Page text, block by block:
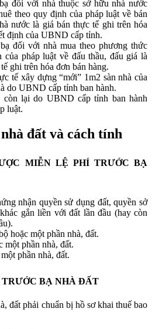
đối với nhà thuộc sở hữu nhà nước
theo quy định của pháp luật về bán
nước là giá bán thực tế ghi trên hóa
định của UBND cấp tỉnh.
đối với nhà mua theo phương thức
của pháp luật về đấu thầu, đấu giá là
ghi trên hóa đơn bán hàng.
tế xây dựng “mới” 1m2 sàn nhà của
do UBND cấp tỉnh ban hành.
lại do UBND cấp tỉnh ban hành
luật.
MIỄN LỆ PHÍ TRƯỚC BẠ
nhận quyền sử dụng đất, quyền sở
gắn liền với đất lần đầu (hay còn
hoặc một phần nhà, đất.
một phần nhà, đất.
phần nhà, đất.
TRƯỚC BẠ NHÀ ĐẤT
đất phải chuẩn bị hồ sơ khai thuế bao